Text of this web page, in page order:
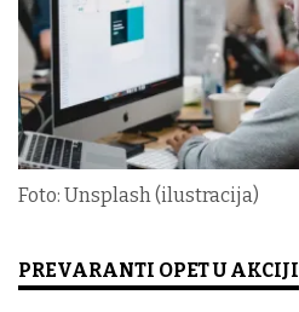
Foto: Unsplash (ilustracija)
PREVARANTI OPET U AKCIJI